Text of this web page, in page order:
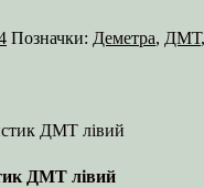
Позначки: Деметра, ДМТ,
ДМТ лівий